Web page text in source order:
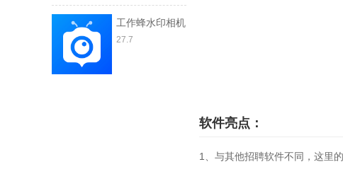
工作蜂水印相机
27.7
软件亮点：
1、与其他招聘软件不同，这里